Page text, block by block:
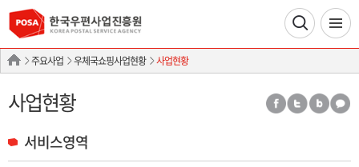
주요사업 우체국쇼핑사업현황 사업현황
사업현황
서비스영역